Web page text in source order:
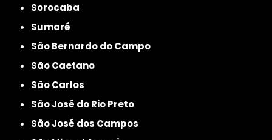
Sorocaba
Sumaré
São Bernardo do Campo
São Caetano
São Carlos
São José do Rio Preto
São José dos Campos